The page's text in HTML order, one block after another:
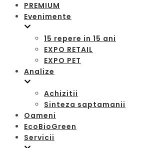
PREMIUM
Evenimente
15 repere in 15 ani
EXPO RETAIL
EXPO PET
Analize
Achizitii
Sinteza saptamanii
Oameni
EcoBioGreen
Servicii